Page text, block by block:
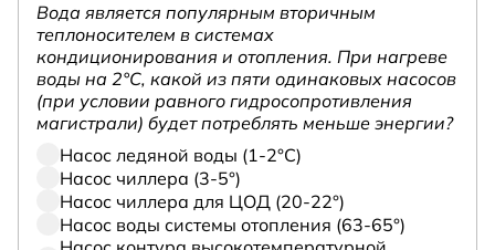
Вода является популярным вторичным
теплоносителем в системах
кондиционирования и отопления. При нагреве
воды на 2°С, какой из пяти одинаковых насосов
(при условии равного гидросопротивления
магистрали) будет потреблять меньше энергии?
Насос ледяной воды (1-2°С)
Насос чиллера (3-5°)
Насос чиллера для ЦОД (20-22°)
Насос воды системы отопления (63-65°)